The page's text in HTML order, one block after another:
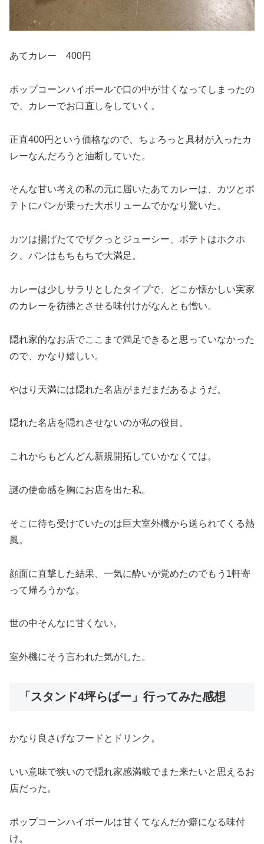
あてカレー 400円
ポップコーンハイボールで口の中が甘くなってしまったの
で、カレーでお口直しをしていく。
正直400円という価格なので、ちょろっと具材が入ったカ
レーなんだろうと油断していた。
そんな甘い考えの私の元に届いたあてカレーは、カツとポ
テトにパンが乗った大ボリュームでかなり驚いた。
カツは揚げたてでザクっとジューシー、ポテトはホクホ
ク、パンはもちもちで大満足。
カレーは少しサラリとしたタイプで、どこか懐かしい実家
のカレーを彷彿とさせる味付けがなんとも憎い。
隠れ家的なお店でここまで満足できると思っていなかった
ので、かなり嬉しい。
やはり天満には隠れた名店がまだまだあるようだ。
隠れた名店を隠れさせないのが私の役目。
これからもどんどん新規開拓していかなくては。
謎の使命感を胸にお店を出た私。
そこに待ち受けていたのは巨大室外機から送られてくる熱
風。
顔面に直撃した結果、一気に酔いが覚めたのでもう1軒寄
って帰ろうかな。
世の中そんなに甘くない。
室外機にそう言われた気がした。
「スタンド4坪らばー」行ってみた感想
かなり良さげなフードとドリンク。
いい意味で狭いので隠れ家感満載でまた来たいと思えるお
店だった。
ポップコーンハイボールは甘くてなんだか癖になる味付
け。